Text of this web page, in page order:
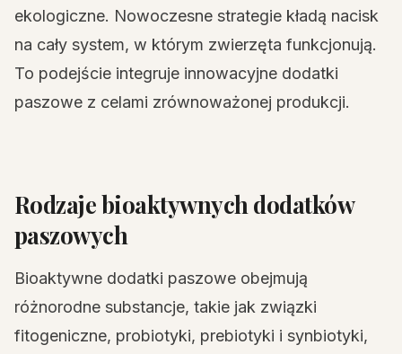
ekologiczne. Nowoczesne strategie kładą nacisk
na cały system, w którym zwierzęta funkcjonują.
To podejście integruje innowacyjne dodatki
paszowe z celami zrównoważonej produkcji.
Rodzaje bioaktywnych dodatków
paszowych
Bioaktywne dodatki paszowe obejmują
różnorodne substancje, takie jak związki
fitogeniczne, probiotyki, prebiotyki i synbiotyki,